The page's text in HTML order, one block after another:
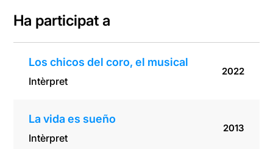
Ha participat a
Los chicos del coro, el musical
Intèrpret
2022
La vida es sueño
Intèrpret
2013